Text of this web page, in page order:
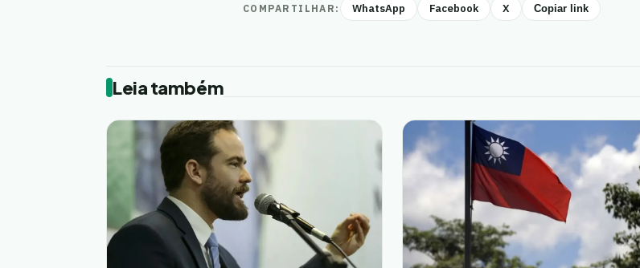
COMPARTILHAR: WhatsApp Facebook X Copiar link
Leia também